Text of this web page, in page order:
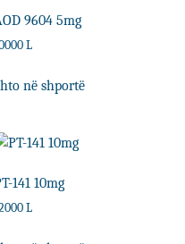
9604 5mg
L
në shportë
141 10mg
L